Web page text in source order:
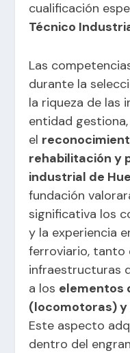
cualificación
Técnico
Las
durante la
la riqueza de las
entidad
el
rehabilitación y
industrial de
fundación
significativa los
y la experiencia
ferroviario, tanto
infraestructuras
a los elementos
(locomotoras)
Este aspecto
dentro del